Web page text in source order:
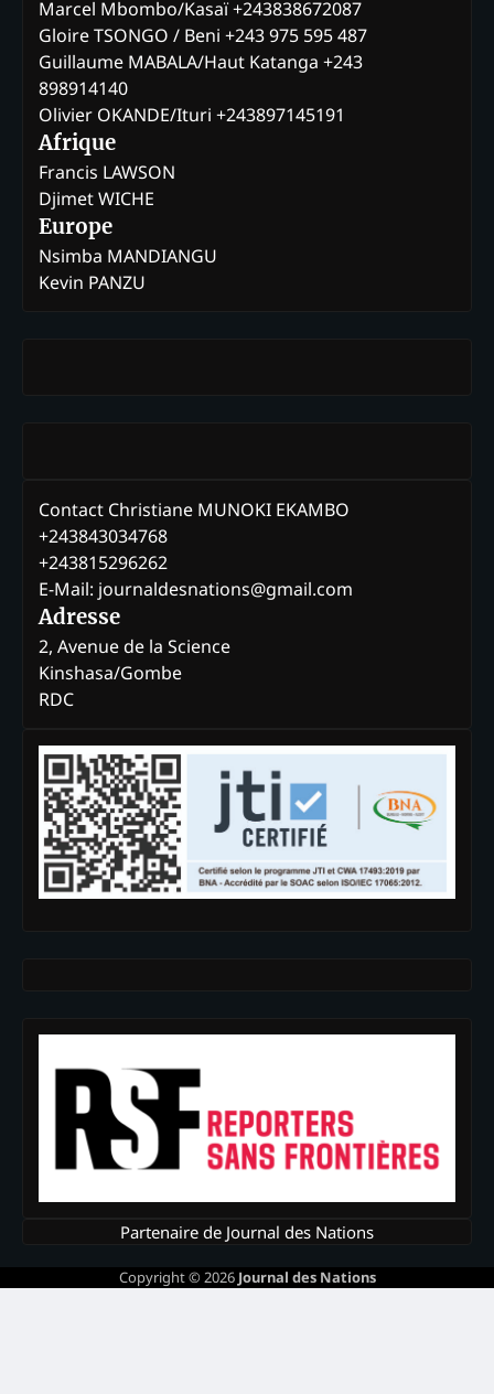
Marcel Mbombo/Kasaï +243838672087
Gloire TSONGO / Beni +243 975 595 487
Guillaume MABALA/Haut Katanga +243
898914140
Olivier OKANDE/Ituri +243897145191
Afrique
Francis LAWSON
Djimet WICHE
Europe
Nsimba MANDIANGU
Kevin PANZU
Contact Christiane MUNOKI EKAMBO
+243843034768
+243815296262
E-Mail: journaldesnations@gmail.com
Adresse
2, Avenue de la Science
Kinshasa/Gombe
RDC
Partenaire de Journal des Nations
Copyright © 2026 Journal des Nations